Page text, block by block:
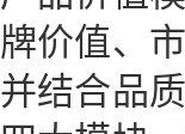
牌价值、
并结合品